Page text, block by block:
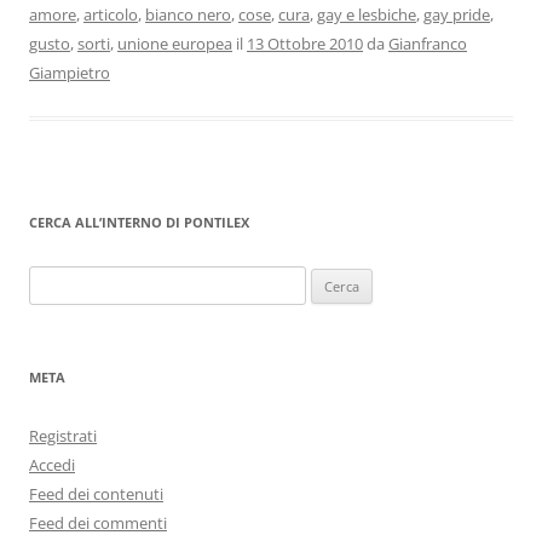
amore,articolo, bianco nero,cose,cura,gay e lesbiche,gay pride,
gusto,sorti, unione europea il 13 Ottobre 2010da Gianfranco
Giampietro
CERCA ALL’INTERNO DI PONTILEX
per:
META
Registrati
Accedi
Feed dei contenuti
Feed dei commenti